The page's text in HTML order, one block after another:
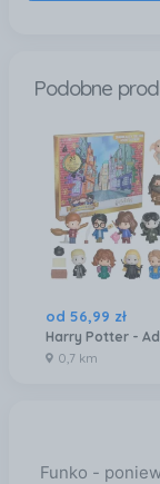
Podobne
od56,99 zł
0,7 km
Funko -